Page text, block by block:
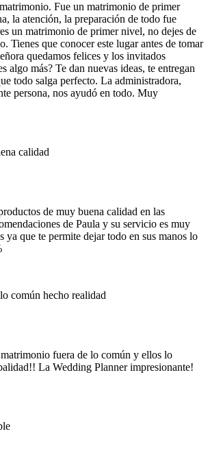
Fue un matrimonio de primer
la atención, la preparación de todo fue
un matrimonio de primer nivel, no dejes de
Tienes que conocer este lugar antes de tomar
quedamos felices y los invitados
algo más? Te dan nuevas ideas, te entregan
todo salga perfecto. La administradora,
persona, nos ayudó en todo. Muy
calidad
de muy buena calidad en las
de Paula y su servicio es muy
ya que te permite dejar todo en sus manos lo
común hecho realidad
fuera de lo común y ellos lo
La Wedding Planner impresionante!